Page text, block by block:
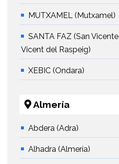
MUTXAMEL (Mutxamel)
SANTA FAZ (San
Vicent del Raspeig)
XEBIC (Ondara)
Almería
Abdera (Adra)
Alhadra (Almería)